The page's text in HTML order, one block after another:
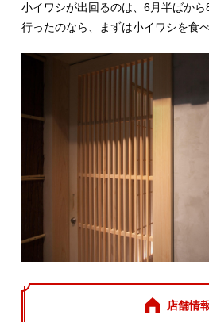
小イワシが出回るのは、6月半ばか
行ったのなら、まずは小イワシを食べ
店舗情